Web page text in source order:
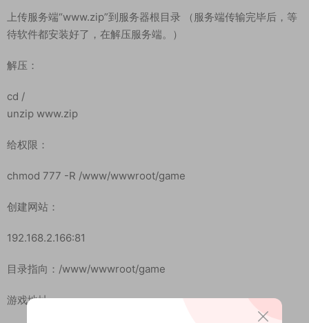
上传服务端“www.zip”到服务器根目录 （服务端传输完毕后，等
待软件都安装好了，在解压服务端。）
解压：
cd /
unzip www.zip
给权限：
chmod 777 -R /www/wwwroot/game
创建网站：
192.168.2.166:81
目录指向：/www/wwwroot/game
游戏地址：